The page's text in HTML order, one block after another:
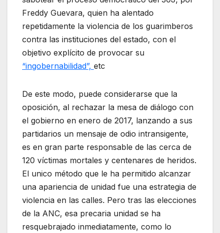
Freddy Guevara, quien ha alentado
repetidamente la violencia de los guarimberos
contra las instituciones del estado, con el
objetivo explícito de provocar su
“ingobernabilidad”, etc
De este modo, puede considerarse que la
oposición, al rechazar la mesa de diálogo con
el gobierno en enero de 2017, lanzando a sus
partidarios un mensaje de odio intransigente,
es en gran parte responsable de las cerca de
120 víctimas mortales y centenares de heridos.
El unico método que le ha permitido alcanzar
una apariencia de unidad fue una estrategia de
violencia en las calles. Pero tras las elecciones
de la ANC, esa precaria unidad se ha
resquebrajado inmediatamente, como lo